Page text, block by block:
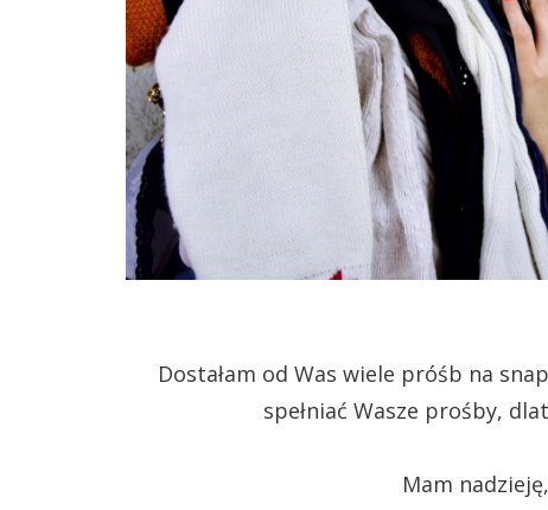
Dostałam od Was wiele próśb na
spełniać Wasze prośby,
Mam